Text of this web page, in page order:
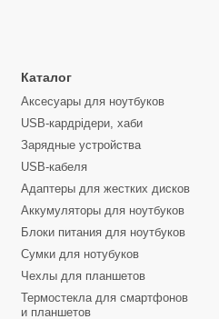
Каталог
Аксесуары для ноутбуков
USB-кардрідери, хаби
Зарядные устройства
USB-кабеля
Адаптеры для жестких дисков
Аккумуляторы для ноутбуков
Блоки питания для ноутбуков
Сумки для нотубуков
Чехлы для планшетов
Термостекла для смартфонов
и планшетов